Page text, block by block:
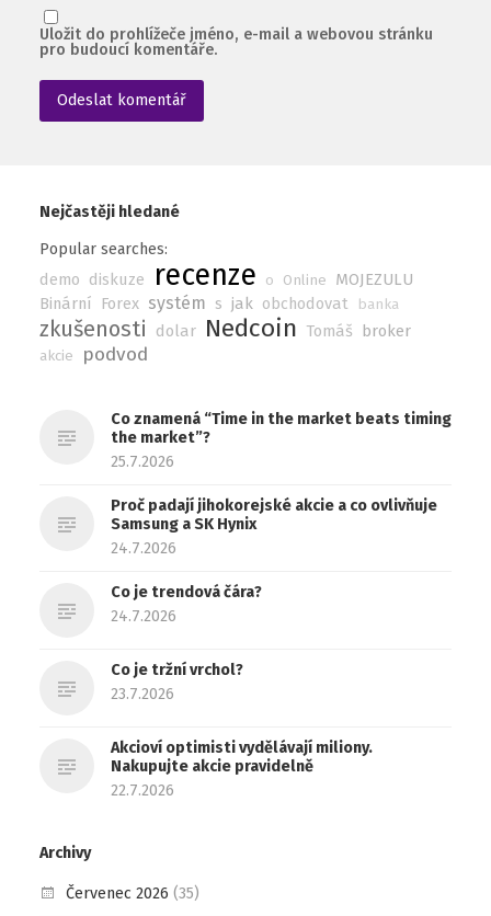
Uložit do prohlížeče jméno, e-mail a webovou stránku
pro budoucí komentáře.
Nejčastěji hledané
Popular searches:
demo diskuze recenze o Online
MOJEZULU
Binární
Forex systém s jak obchodovat banka
zkušenosti dolar Nedcoin Tomáš broker
akcie podvod
Co znamená “Time in the market beats timing
the market”?
25.7.2026
Proč padají jihokorejské akcie a co ovlivňuje
Samsung a SK Hynix
24.7.2026
Co je trendová čára?
24.7.2026
Co je tržní vrchol?
23.7.2026
Akcioví optimisti vydělávají miliony.
Nakupujte akcie pravidelně
22.7.2026
Archivy
Červenec 2026 (35)